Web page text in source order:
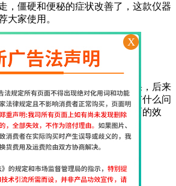
，僵硬和便秘的症状改善了，这款仪器
大家使用。
经颅磁网友 [江苏省南京市
挺担心的，担心不会用没有效果，后来
就给出了指导，服务很周到，有什么问
复，很贴心，坚持使用期待后面的效
颅磁网友 [江苏省南京市网友]
X